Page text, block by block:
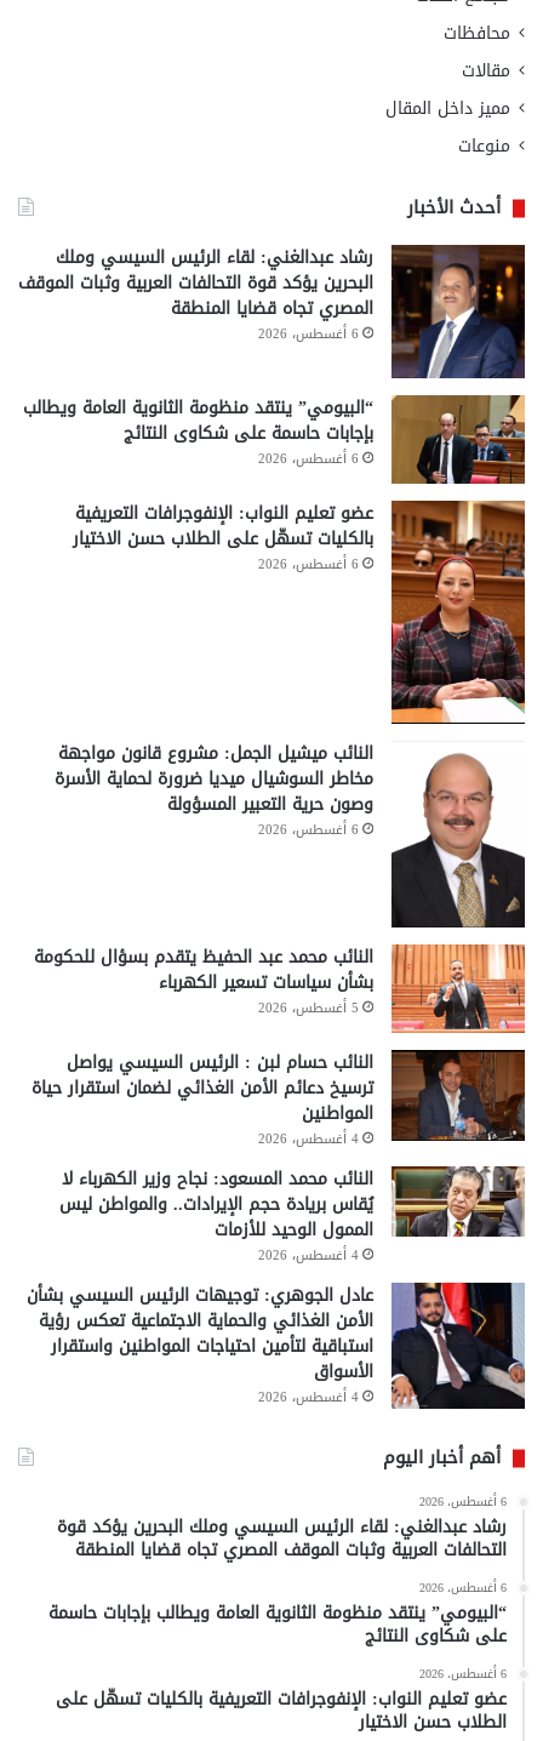
محافظات
مقالات
مميز داخل المقال
منوعات
أحدث الأخبار
رشاد عبدالغني: لقاء الرئيس السيسي وملك
البحرين يؤكد قوة التحالفات العربية وثبات الموقف
المصري تجاه قضايا المنطقة
6 أغسطس، 2026
“البيومي” ينتقد منظومة الثانوية العامة ويطالب
بإجابات حاسمة على شكاوى النتائج
6 أغسطس، 2026
عضو تعليم النواب: الإنفوجرافات التعريفية
بالكليات تسهّل على الطلاب حسن الاختيار
6 أغسطس، 2026
النائب ميشيل الجمل: مشروع قانون مواجهة
مخاطر السوشيال ميديا ضرورة لحماية الأسرة
وصون حرية التعبير المسؤولة
6 أغسطس، 2026
النائب محمد عبد الحفيظ يتقدم بسؤال للحكومة
بشأن سياسات تسعير الكهرباء
5 أغسطس، 2026
النائب حسام لبن : الرئيس السيسي يواصل
ترسيخ دعائم الأمن الغذائي لضمان استقرار حياة
المواطنين
4 أغسطس، 2026
النائب محمد المسعود: نجاح وزير الكهرباء لا
يُقاس بريادة حجم الإيرادات.. والمواطن ليس
الممول الوحيد للأزمات
4 أغسطس، 2026
عادل الجوهري: توجيهات الرئيس السيسي بشأن
الأمن الغذائي والحماية الاجتماعية تعكس رؤية
استباقية لتأمين احتياجات المواطنين واستقرار
الأسواق
4 أغسطس، 2026
أهم أخبار اليوم
6 أغسطس، 2026
رشاد عبدالغني: لقاء الرئيس السيسي وملك البحرين يؤكد قوة
التحالفات العربية وثبات الموقف المصري تجاه قضايا المنطقة
6 أغسطس، 2026
“البيومي” ينتقد منظومة الثانوية العامة ويطالب بإجابات حاسمة
على شكاوى النتائج
6 أغسطس، 2026
عضو تعليم النواب: الإنفوجرافات التعريفية بالكليات تسهّل على
الطلاب حسن الاختيار